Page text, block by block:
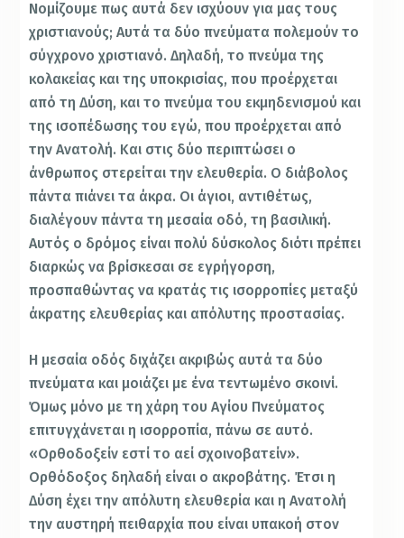
Νομίζουμε πως αυτά δεν ισχύουν για μας τους
χριστιανούς; Αυτά τα δύο πνεύματα πολεμούν το
σύγχρονο χριστιανό. Δηλαδή, το πνεύμα της
κολακείας και της υποκρισίας, που προέρχεται
από τη Δύση, και το πνεύμα του εκμηδενισμού και
της ισοπέδωσης του εγώ, που προέρχεται από
την Ανατολή. Και στις δύο περιπτώσει ο
άνθρωπος στερείται την ελευθερία. Ο διάβολος
πάντα πιάνει τα άκρα. Οι άγιοι, αντιθέτως,
διαλέγουν πάντα τη μεσαία οδό, τη βασιλική.
Αυτός ο δρόμος είναι πολύ δύσκολος διότι πρέπει
διαρκώς να βρίσκεσαι σε εγρήγορση,
προσπαθώντας να κρατάς τις ισορροπίες μεταξύ
άκρατης ελευθερίας και απόλυτης προστασίας.
Η μεσαία οδός διχάζει ακριβώς αυτά τα δύο
πνεύματα και μοιάζει με ένα τεντωμένο σκοινί.
Όμως μόνο με τη χάρη του Αγίου Πνεύματος
επιτυγχάνεται η ισορροπία, πάνω σε αυτό.
«Ορθοδοξείν εστί το αεί σχοινοβατείν».
Ορθόδοξος δηλαδή είναι ο ακροβάτης. Έτσι η
Δύση έχει την απόλυτη ελευθερία και η Ανατολή
την αυστηρή πειθαρχία που είναι υπακοή στον